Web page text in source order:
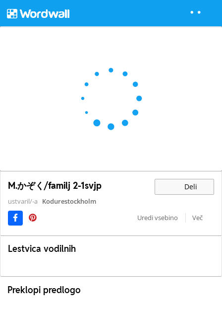
M.かぞく/familj 2-1svjp Deli
ustvaril/-a
Kodurestockholm
Uredi vsebino
Več
Lestvica vodilnih
Preklopi predlogo